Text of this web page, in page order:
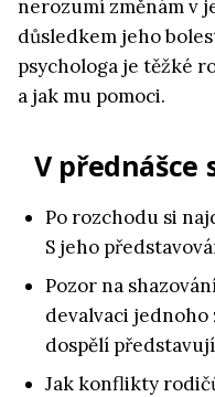
nerozumí změnám v
důsledkem jeho
psychologa je těžké
a jak mu pomoci.
V přednášce
Po rozchodu si
S jeho
Pozor na
devalvaci jednoho
dospělí
Jak konflikty